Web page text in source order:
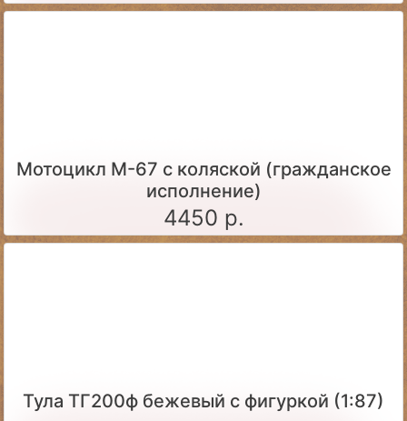
Мотоцикл М-67 с коляской (гражданское
исполнение)
4450 р.
Тула ТГ200ф бежевый с фигуркой (1:87)